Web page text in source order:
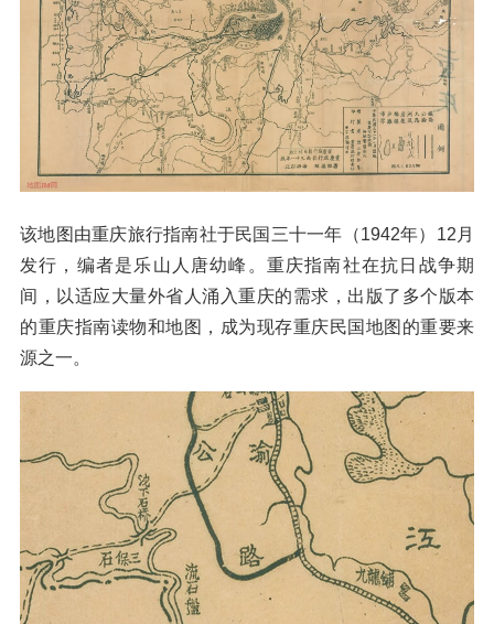
该地图由重庆旅行指南社于民国三十一年（1942年）12月
发行，编者是乐山人唐幼峰。重庆指南社在抗日战争期
间，以适应大量外省人涌入重庆的需求，出版了多个版本
的重庆指南读物和地图，成为现存重庆民国地图的重要来
源之一。